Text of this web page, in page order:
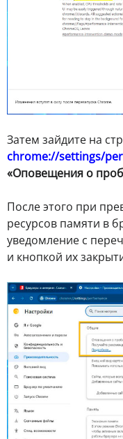
Затем зайдите на
chrome://settings/
«Оповещения о
После этого при
ресурсов памяти в
уведомление с
и кнопкой их